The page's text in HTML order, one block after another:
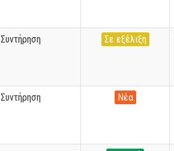
Συντήρηση Σε εξέλιξη
Συντήρηση Νέα